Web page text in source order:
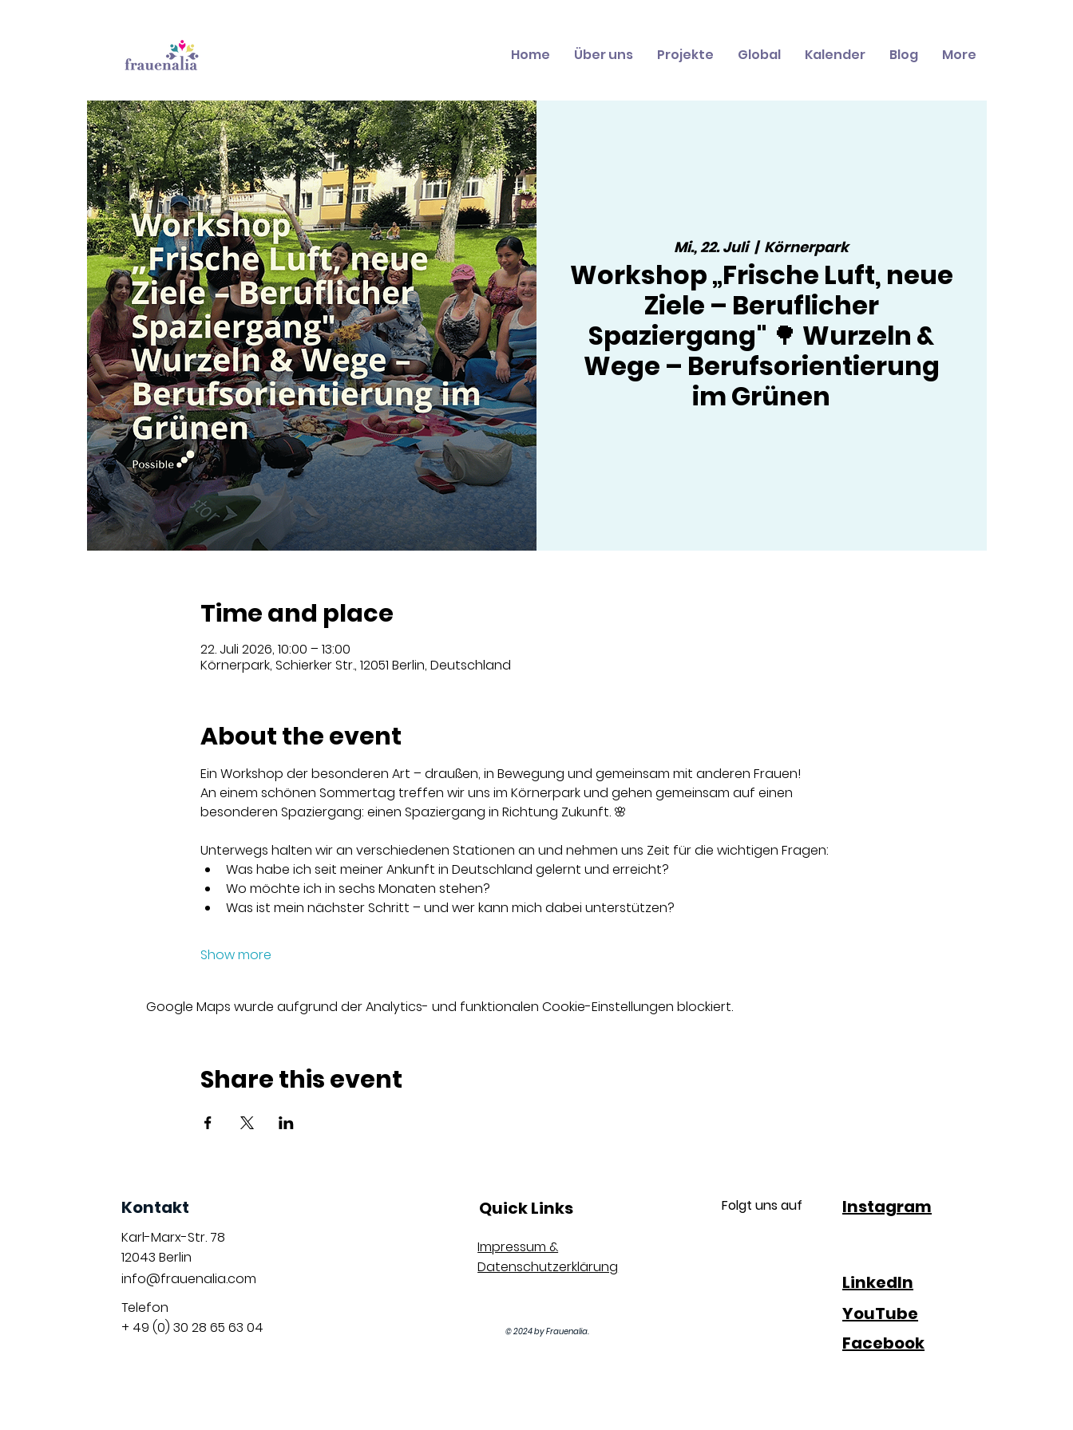
Home Über uns Projekte Global Kalender Blog More
Mi., 22. Juli
  |
Körnerpark
Workshop „Frische Luft, neue
Ziele – Beruflicher
Spaziergang" 🌳 Wurzeln &
Wege – Berufsorientierung
im Grünen
Time and place
22. Juli 2026, 10:00 – 13:00
Körnerpark, Schierker Str., 12051 Berlin, Deutschland
About the event
Ein Workshop der besonderen Art – draußen, in Bewegung und gemeinsam mit anderen Frauen!
An einem schönen Sommertag treffen wir uns im Körnerpark und gehen gemeinsam auf einen
besonderen Spaziergang: einen Spaziergang in Richtung Zukunft. 🌸
Unterwegs halten wir an verschiedenen Stationen an und nehmen uns Zeit für die wichtigen Fragen:
Was habe ich seit meiner Ankunft in Deutschland gelernt und erreicht?
Wo möchte ich in sechs Monaten stehen?
Was ist mein nächster Schritt – und wer kann mich dabei unterstützen?
Show more
Google Maps wurde aufgrund der Analytics- und funktionalen Cookie-Einstellungen blockiert.
Share this event
Kontakt
Karl-Marx-Str. 78
12043 Berlin
info@frauenalia.com
Telefon
+ 49 (0) 30 28 65 63 04
Quick Links
Impressum &
Datenschutzerklärung
Folgt uns auf Instagram
LinkedIn
YouTube
Facebook
© 2024 by Frauenalia.